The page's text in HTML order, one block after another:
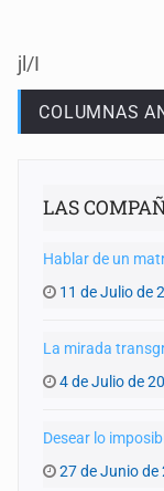
jl/I
COLUMNAS
LAS
Hablar de un
11 de Julio de
La mirada
4 de Julio de
Desear lo
27 de Junio de